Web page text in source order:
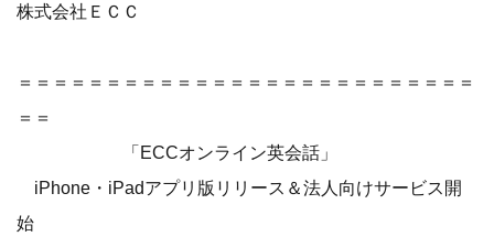
株式会社ＥＣＣ
＝＝＝＝＝＝＝＝＝＝＝＝＝＝＝＝＝＝＝＝＝＝＝＝＝＝
＝＝
「ECCオンライン英会話」
iPhone・iPadアプリ版リリース＆法人向けサービス開
始